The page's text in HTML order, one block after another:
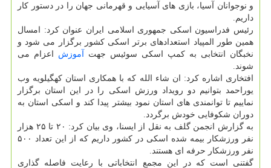
و نوجوانان آسیا، بازی های آسیایی و قهرمانی جهان را در دستور کار
داریم.
رئیس فدراسیون اسکی جمهوری اسلامی ایران عنوان کرد: امسال
همین طور المپیاد استعدادهای برتر اسکی کشور برگزار می شود و
نخبگان انتخابی به کمپ اسکی سوئیس جهت
آموزش اعزام می
شوند.
افتخاری اشاره کرد: ان شاء الله که با همکاری استان کهگیلویه وب
یوراحمد بتوانیم دو رویداد ورزش اسکی را در این استان برگزار
نماییم تا توانمندی های استان نمود بیشتر پیدا کند و اسکی استان به
دوران شکوفایی خودش برگردد.
به گزارش انجمن گلف به نقل از ایسنا، وی بیان کرد: ۲۰ تا ۲۵ هزار
نفر ورزشکار بیمه شده اسکی در کشور داریم که از این تعداد ۵۰۰
نفر ورزشکار حرفه ای هستند.
گفتنی است که در این مجمع انتخاباتی با رعایت فاصله گذاری